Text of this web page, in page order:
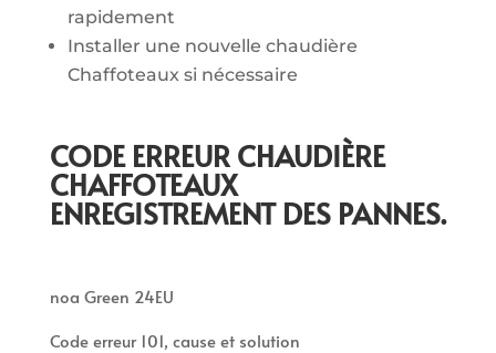
rapidement
Installer une nouvelle chaudière
Chaffoteaux si nécessaire
CODE ERREUR CHAUDIÈRE
CHAFFOTEAUX
ENREGISTREMENT DES PANNES.
noa Green 24EU
Code erreur 101, cause et solution